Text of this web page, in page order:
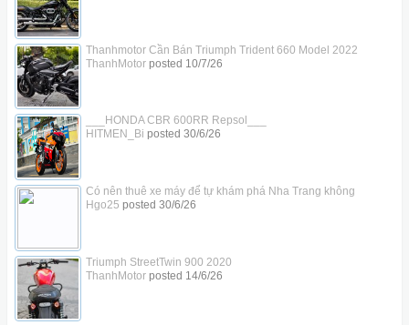
Thanhmotor Cần Bán Triumph Trident 660 Model 2022
ThanhMotorposted 10/7/26
___HONDA CBR 600RR Repsol___
HITMEN_Bi posted 30/6/26
Có nên thuê xe máy để tự khám phá Nha Trang không
Hgo25 posted 30/6/26
Triumph StreetTwin 900 2020
ThanhMotorposted 14/6/26